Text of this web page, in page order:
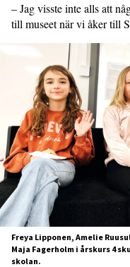
– Jag visste inte alls att
till museet när vi åker till
Freya Lipponen, Amelie
Maja Fagerholm i årskurs 4
skolan.